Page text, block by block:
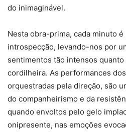
do inimaginável.
Nesta obra-prima, cada minuto
introspecção, levando-nos por
sentimentos tão intensos
cordilheira. As performances
orquestradas pela direção, são
do companheirismo e da
quando envoltos pelo gelo
onipresente, nas emoções